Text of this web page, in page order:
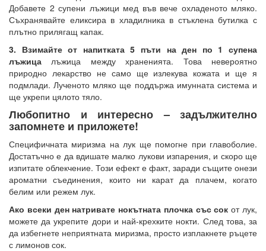
Добавете 2 супени лъжици мед във вече охладеното мляко.
Съхранявайте еликсира в хладилника в стъклена бутилка с
плътно прилягащ капак.
3. Взимайте от напитката 5 пъти на ден по 1 супена
лъжица лъжица между храненията. Това невероятно
природно лекарство не само ще излекува кожата и ще я
подмлади. Лученото мляко ще поддържа имунната система и
ще укрепи цялото тяло.
Любопитно и интересно – задължително
запомнете и приложете!
Специфичната миризма на лук ще помогне при главоболие.
Достатъчно е да вдишате малко лукови изпарения, и скоро ще
изпитате облекчение. Този ефект е факт, заради същите онези
ароматни съединения, които ни карат да плачем, когато
белим или режем лук.
Ако всеки ден натривате нокътната плочка със сок от лук,
можете да укрепите дори и най-крехките нокти. След това, за
да избегнете неприятната миризма, просто изплакнете ръцете
с лимонов сок.